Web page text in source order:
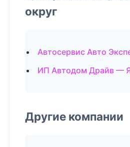
округ
Автосервис Авто
ИП Автодом Драйв —
Другие компании